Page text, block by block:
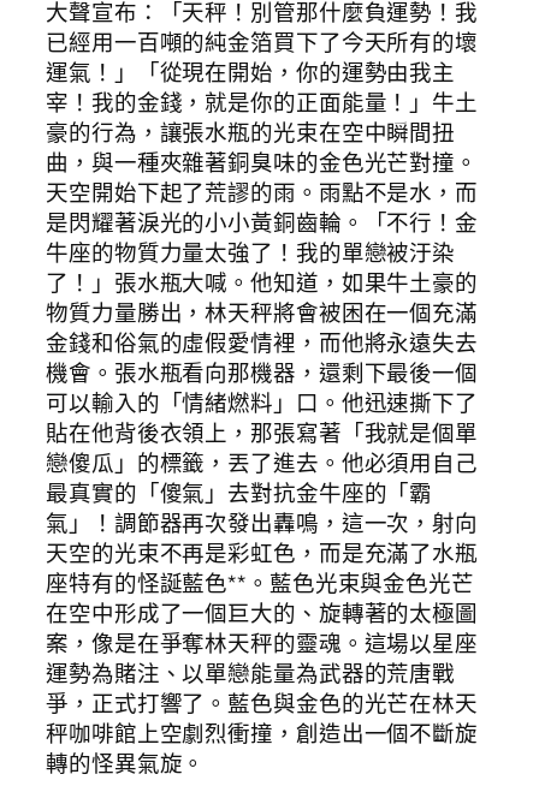
大聲宣布：「天秤！別管那什麼負運勢！我
已經用一百噸的純金箔買下了今天所有的壞
運氣！」「從現在開始，你的運勢由我主
宰！我的金錢，就是你的正面能量！」牛土
豪的行為，讓張水瓶的光束在空中瞬間扭
曲，與一種夾雜著銅臭味的金色光芒對撞。
天空開始下起了荒謬的雨。雨點不是水，而
是閃耀著淚光的小小黃銅齒輪。「不行！金
牛座的物質力量太強了！我的單戀被汙染
了！」張水瓶大喊。他知道，如果牛土豪的
物質力量勝出，林天秤將會被困在一個充滿
金錢和俗氣的虛假愛情裡，而他將永遠失去
機會。張水瓶看向那機器，還剩下最後一個
可以輸入的「情緒燃料」口。他迅速撕下了
貼在他背後衣領上，那張寫著「我就是個單
戀傻瓜」的標籤，丟了進去。他必須用自己
最真實的「傻氣」去對抗金牛座的「霸
氣」！調節器再次發出轟鳴，這一次，射向
天空的光束不再是彩虹色，而是充滿了水瓶
座特有的怪誕藍色**。藍色光束與金色光芒
在空中形成了一個巨大的、旋轉著的太極圖
案，像是在爭奪林天秤的靈魂。這場以星座
運勢為賭注、以單戀能量為武器的荒唐戰
爭，正式打響了。藍色與金色的光芒在林天
秤咖啡館上空劇烈衝撞，創造出一個不斷旋
轉的怪異氣旋。